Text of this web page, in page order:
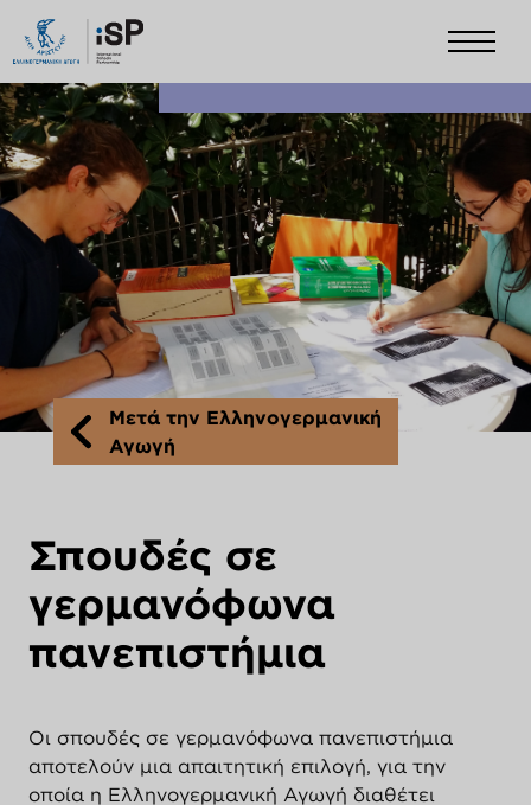
Μετά την Ελληνογερμανική
Αγωγή
Σπουδές σε
γερμανόφωνα
πανεπιστήμια
Οι σπουδές σε γερμανόφωνα πανεπιστήμια
αποτελούν μια απαιτητική επιλογή, για την
οποία η Ελληνογερμανική Αγωγή διαθέτει